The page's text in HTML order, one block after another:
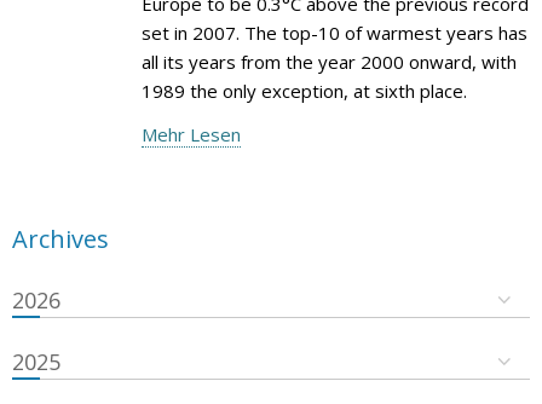
set in 2007. The top-10 of warmest years has
all its years from the year 2000 onward, with
1989 the only exception, at sixth place.
Mehr Lesen
Archives
2026
2025